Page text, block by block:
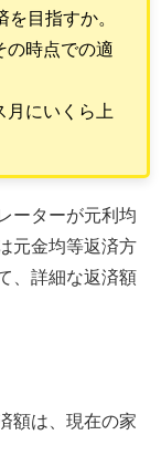
目指すか。
の時点での適
月にいくら上
ーターが元利均
元金均等返済方
、詳細な返済額
額は、現在の家